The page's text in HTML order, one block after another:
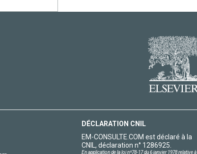
DÉCLARATION CNIL
EM-CONSULTE.COM est déclaré à la
CNIL, déclaration n° 1286925.
En application de la loi nº78-17 du 6 janvier 1978 relative à